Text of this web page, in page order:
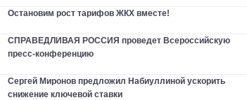
Остановим рост тарифов ЖКХ вместе!
СПРАВЕДЛИВАЯ РОССИЯ проведет Всероссийскую
пресс-конференцию
Сергей Миронов предложил Набиуллиной ускорить
снижение ключевой ставки